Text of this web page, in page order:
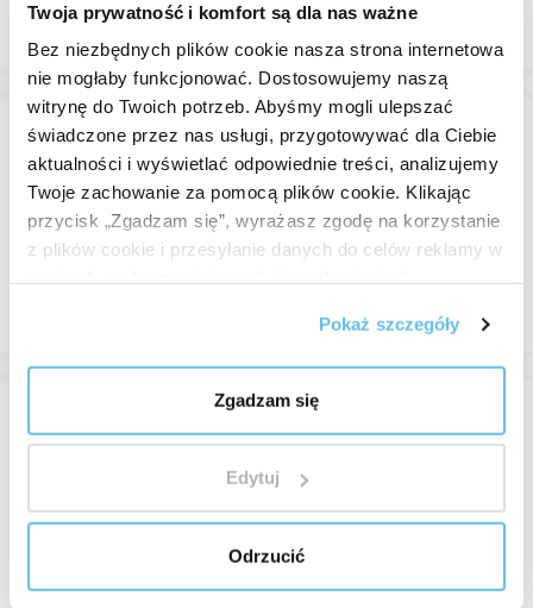
Twoja prywatność i komfort są dla nas ważne
Bez niezbędnych plików cookie nasza strona internetowa
nie mogłaby funkcjonować. Dostosowujemy naszą
witrynę do Twoich potrzeb. Abyśmy mogli ulepszać
świadczone przez nas usługi, przygotowywać dla Ciebie
aktualności i wyświetlać odpowiednie treści, analizujemy
Twoje zachowanie za pomocą plików cookie. Klikając
przycisk „Zgadzam się”, wyrażasz zgodę na korzystanie
z plików cookie i przesyłanie danych do celów reklamy w
Pokaż szczegóły
Zgadzam się
Edytuj
Odrzucić
Przeglądaj
Olej morelowy, BIO
Oleje roślinne
W magazynie
65,31 zł
Przeglądaj
Olej moringa
Oleje kosmetyczne
W magazynie
od 38,64 zł
Przeglądaj